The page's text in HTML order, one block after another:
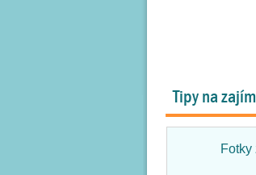
Tipy na
Fotky